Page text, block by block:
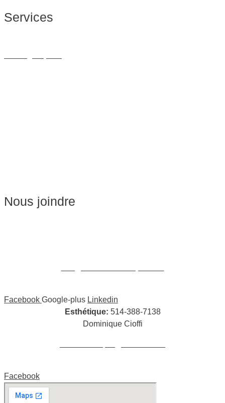
Services
Nous joindre
Facebook Google-plus Linkedin
Esthétique: 514-388-7138
Dominique Cioffi
Facebook